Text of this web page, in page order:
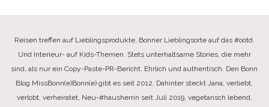
Reisen treffen auf Lieblingsprodukte, Bonner Lieblingsorte auf das #ootd.
Und Interieur- auf Kids-Themen. Stets unterhaltsame Stories, die mehr
sind, als nur ein Copy-Paste-PR-Bericht. Ehrlich und authentisch. Den Bonn
Blog MissBonn(e)Bonn(e) gibt es seit 2012. Dahinter steckt Jana, verliebt,
verlobt, verheiratet, Neu-#hausherrin seit Juli 2019, vegetarisch lebend,